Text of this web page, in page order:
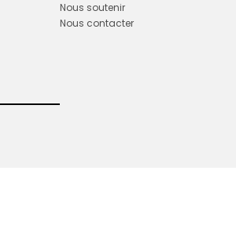
Nous soutenir
Nous contacter